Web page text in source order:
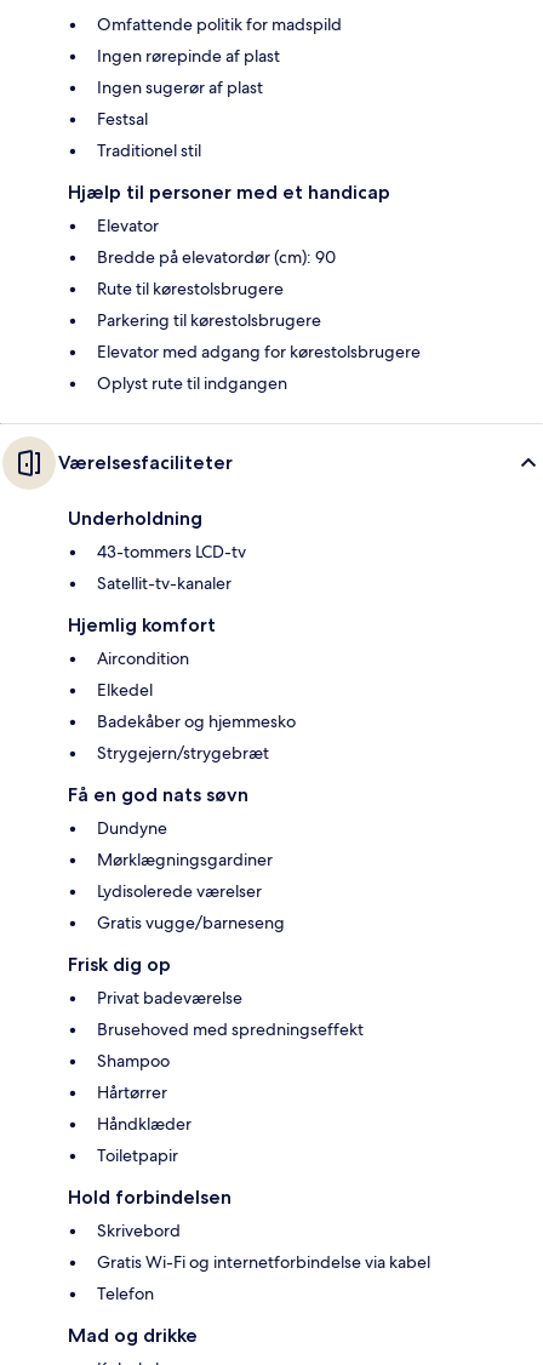
Omfattende politik for madspild
Ingen rørepinde af plast
Ingen sugerør af plast
Festsal
Traditionel stil
Hjælp til personer med et handicap
Elevator
Bredde på elevatordør (cm): 90
Rute til kørestolsbrugere
Parkering til kørestolsbrugere
Elevator med adgang for kørestolsbrugere
Oplyst rute til indgangen
Værelsesfaciliteter
Underholdning
43-tommers LCD-tv
Satellit-tv-kanaler
Hjemlig komfort
Aircondition
Elkedel
Badekåber og hjemmesko
Strygejern/strygebræt
Få en god nats søvn
Dundyne
Mørklægningsgardiner
Lydisolerede værelser
Gratis vugge/barneseng
Frisk dig op
Privat badeværelse
Brusehoved med spredningseffekt
Shampoo
Hårtørrer
Håndklæder
Toiletpapir
Hold forbindelsen
Skrivebord
Gratis Wi-Fi og internetforbindelse via kabel
Telefon
Mad og drikke